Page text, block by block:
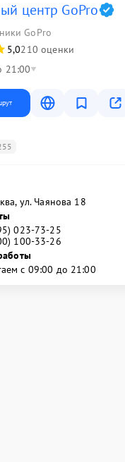
центр GoPro
GoPro
5,0210 оценки
21:00
ул. Чаянова 18
023-73-25
100-33-26
с 09:00 до 21:00